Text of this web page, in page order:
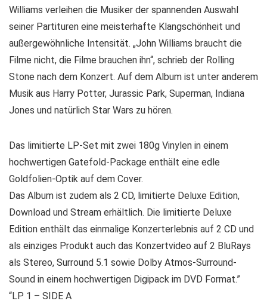
Williams verleihen die Musiker der spannenden Auswahl
seiner Partituren eine meisterhafte Klangschönheit und
außergewöhnliche Intensität. „John Williams braucht die
Filme nicht, die Filme brauchen ihn“, schrieb der Rolling
Stone nach dem Konzert. Auf dem Album ist unter anderem
Musik aus Harry Potter, Jurassic Park, Superman, Indiana
Jones und natürlich Star Wars zu hören.
Das limitierte LP-Set mit zwei 180g Vinylen in einem
hochwertigen Gatefold-Package enthält eine edle
Goldfolien-Optik auf dem Cover.
Das Album ist zudem als 2 CD, limitierte Deluxe Edition,
Download und Stream erhältlich. Die limitierte Deluxe
Edition enthält das einmalige Konzerterlebnis auf 2 CD und
als einziges Produkt auch das Konzertvideo auf 2 BluRays
als Stereo, Surround 5.1 sowie Dolby Atmos-Surround-
Sound in einem hochwertigen Digipack im DVD Format.”
“LP 1 – SIDE A